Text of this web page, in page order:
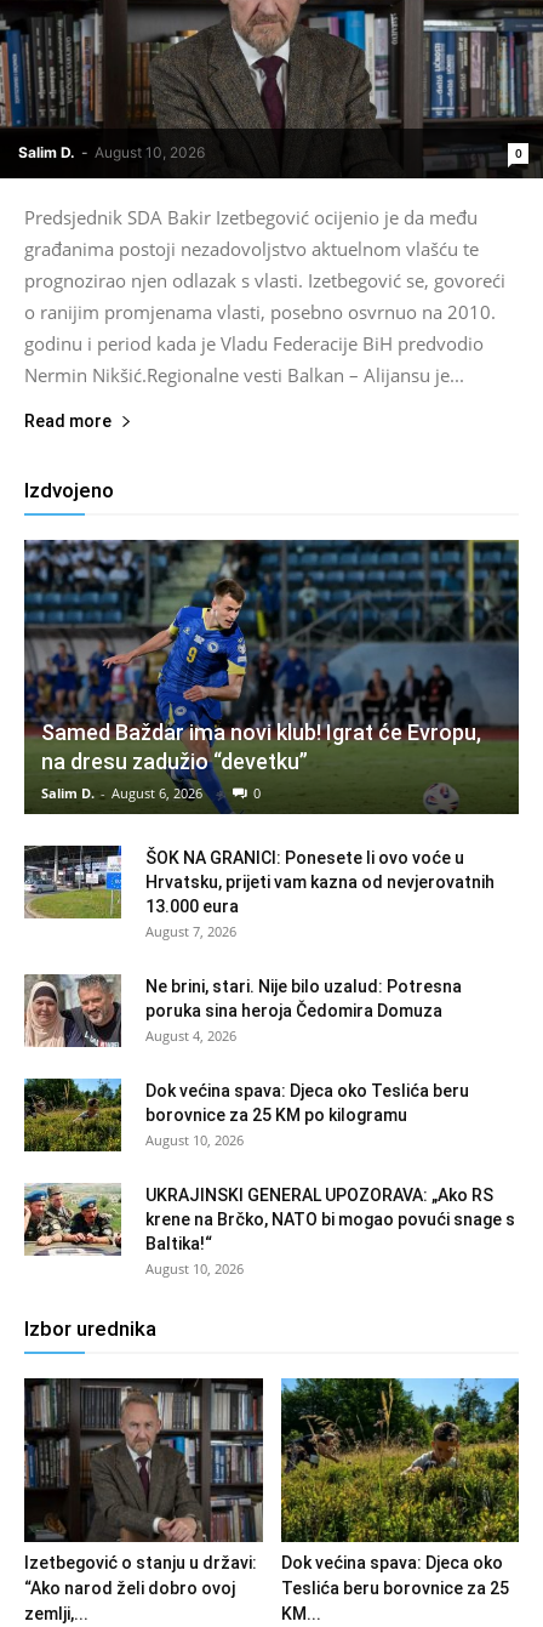
Salim D. - August 10, 2026 0
Predsjednik SDA Bakir Izetbegović ocijenio je da među
građanima postoji nezadovoljstvo aktuelnom vlašću te
prognozirao njen odlazak s vlasti. Izetbegović se, govoreći
o ranijim promjenama vlasti, posebno osvrnuo na 2010.
godinu i period kada je Vladu Federacije BiH predvodio
Nermin Nikšić.Regionalne vesti Balkan – Alijansu je...
Read more
Izdvojeno
Samed Baždar ima novi klub! Igrat će Evropu,
na dresu zadužio “devetku”
Salim D. - August 6, 2026 0
ŠOK NA GRANICI: Ponesete li ovo voće u
Hrvatsku, prijeti vam kazna od nevjerovatnih
13.000 eura
August 7, 2026
Ne brini, stari. Nije bilo uzalud: Potresna
poruka sina heroja Čedomira Domuza
August 4, 2026
Dok većina spava: Djeca oko Teslića beru
borovnice za 25 KM po kilogramu
August 10, 2026
UKRAJINSKI GENERAL UPOZORAVA: „Ako RS
krene na Brčko, NATO bi mogao povući snage s
Baltika!“
August 10, 2026
Izbor urednika
Izetbegović o stanju u državi:
“Ako narod želi dobro ovoj
zemlji,...
Dok većina spava: Djeca oko
Teslića beru borovnice za 25
KM...